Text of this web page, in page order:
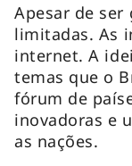
Apesar de ser
limitadas. As
internet. A
temas que o
fórum de
inovadoras e
as nações.